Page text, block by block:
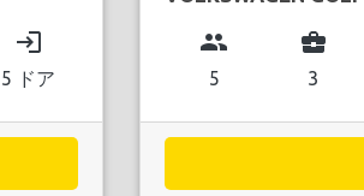
login
5 ドア
group
5
business_center
3